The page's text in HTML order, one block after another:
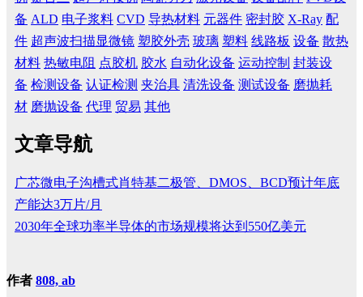
备 ALD 电子浆料 CVD 导热材料 元器件 密封胶 X-Ray 配
件 超声波扫描显微镜 塑胶外壳 玻璃 塑料 线路板 设备 散热
材料 热敏电阻 点胶机 胶水 自动化设备 运动控制 封装设
备 检测设备 认证检测 夹治具 清洗设备 测试设备 磨抛耗
材 磨抛设备 代理 贸易 其他
文章导航
广芯微电子沟槽式肖特基二极管、DMOS、BCD预计年底
产能达3万片/月
2030年全球功率半导体的市场规模将达到550亿美元
作者 808, ab